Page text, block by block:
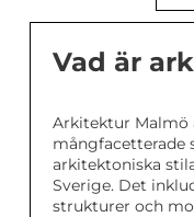
Vad är
Arkitektur Malmö
mångfacetterade
arkitektoniska
Sverige. Det
strukturer och